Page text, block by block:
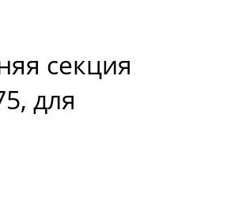
секция
для